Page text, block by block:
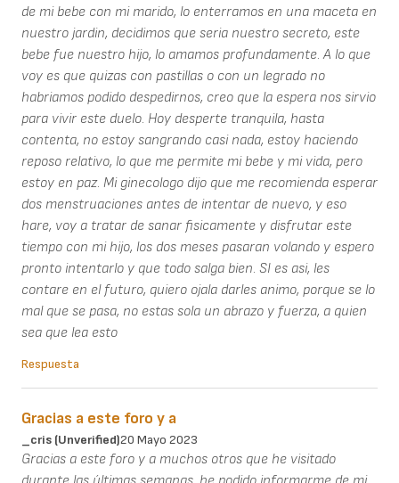
de mi bebe con mi marido, lo enterramos en una maceta en
nuestro jardin, decidimos que seria nuestro secreto, este
bebe fue nuestro hijo, lo amamos profundamente. A lo que
voy es que quizas con pastillas o con un legrado no
habriamos podido despedirnos, creo que la espera nos sirvio
para vivir este duelo. Hoy desperte tranquila, hasta
contenta, no estoy sangrando casi nada, estoy haciendo
reposo relativo, lo que me permite mi bebe y mi vida, pero
estoy en paz. Mi ginecologo dijo que me recomienda esperar
dos menstruaciones antes de intentar de nuevo, y eso
hare, voy a tratar de sanar fisicamente y disfrutar este
tiempo con mi hijo, los dos meses pasaran volando y espero
pronto intentarlo y que todo salga bien. SI es asi, les
contare en el futuro, quiero ojala darles animo, porque se lo
mal que se pasa, no estas sola un abrazo y fuerza, a quien
sea que lea esto
Respuesta
Gracias a este foro y a
_cris (unverified)20 Mayo 2023
Gracias a este foro y a muchos otros que he visitado